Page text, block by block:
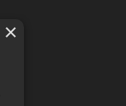
×